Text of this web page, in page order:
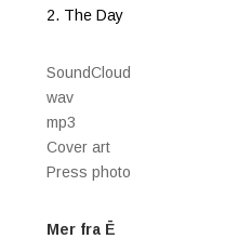
2. The Day
SoundCloud
wav
mp3
Cover art
Press photo
Mer fra Ē